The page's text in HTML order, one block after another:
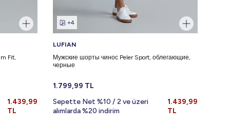
Fit,
1.439,99
TL
+4
LUFIAN
Мужские шорты чинос Peler Sport, облегающие,
черные
1.799,99 TL
Sepette Net %10 / 2 ve üzeri
alımlarda %20 indirim
1.439,99
TL